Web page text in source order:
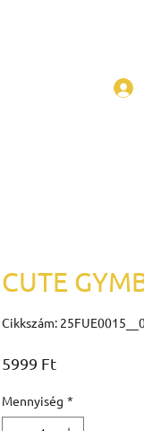
CUTE
Cikkszám:
5999 FtÁr
Mennyiség *